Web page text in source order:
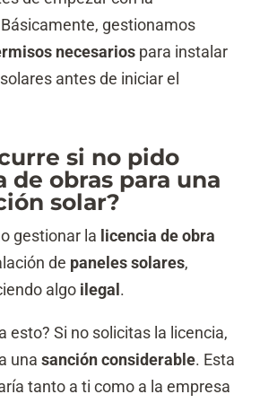
gestionamos
necesariospara instalar
antes de iniciar el
si no pido
de obras para una
solar?
gestionar la licencia de obra
de paneles solares,
algo ilegal .
esto? Si no solicitas la licencia,
una sanción considerable. Esta
tanto a ti como a la empresa